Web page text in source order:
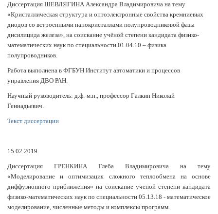
Диссертация ШЕВЛЯГИНА Александра Владимировича на тему
«Кристаллическая структура и оптоэлектронные свойства кремниевых
диодов со встроенными нанокристаллами полупроводниковой фазы
дисилицида железа», на соискание учёной степени кандидата физико-
математических наук по специальности 01.04.10 – физика
полупроводников.
Работа выполнена в ФГБУН Институт автоматики и процессов
управления ДВО РАН.
Научный руководитель: д.ф.-м.н., профессор Галкин Николай
Геннадьевич.
Текст диссертации
15.02.2019
Диссертация ГРЕНКИНА Глеба Владимировича на тему
«Моделирование и оптимизация сложного теплообмена на основе
диффузионного приближения» на соискание ученой степени кандидата
физико-математических наук по специальности 05.13.18 - математическое
моделирование, численные методы и комплексы программ.